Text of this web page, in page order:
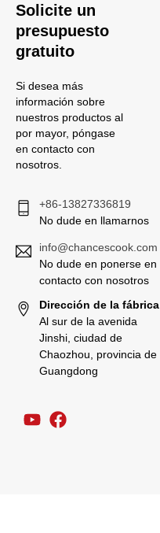
Solicite un
presupuesto
gratuito
Si desea más
información sobre
nuestros productos al
por mayor, póngase
en contacto con
nosotros.
+86-13827336819
No dude en llamarnos
info@chancescook.com
No dude en ponerse en
contacto con nosotros
Dirección de la fábrica
Al sur de la avenida
Jinshi, ciudad de
Chaozhou, provincia de
Guangdong